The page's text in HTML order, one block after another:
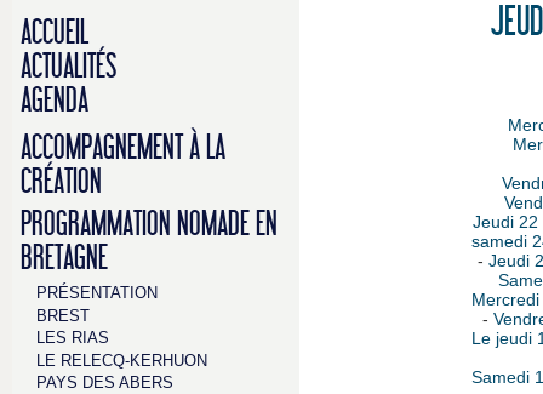
ACCUEIL
ACTUALITÉS
AGENDA
ACCOMPAGNEMENT À LA
CRÉATION
PROGRAMMATION NOMADE EN
BRETAGNE
PRÉSENTATION
BREST
LES RIAS
LE RELECQ-KERHUON
PAYS DES ABERS
Jeudi 22
samedi
- Jeudi
-
Le jeudi
Samedi